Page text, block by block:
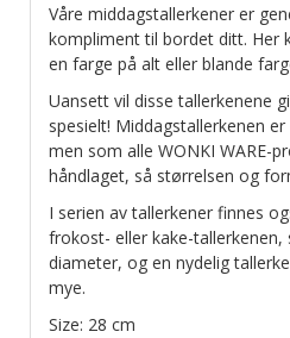
Våre middagstallerkener er
kompliment til bordet ditt. Her
en farge på alt eller blande
Uansett vil disse tallerkenene
spesielt! Middagstallerkenen
men som alle WONKI WARE-
håndlaget, så størrelsen og
I serien av tallerkener finnes
frokost- eller kake-tallerkenen,
diameter, og en nydelig
mye.
Size: 28 cm